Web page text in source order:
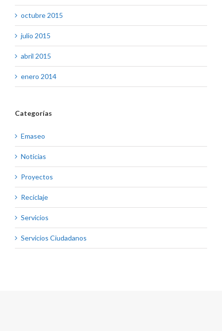
octubre 2015
julio 2015
abril 2015
enero 2014
Categorías
Emaseo
Noticias
Proyectos
Reciclaje
Servicios
Servicios Ciudadanos